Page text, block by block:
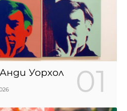
Уорхол